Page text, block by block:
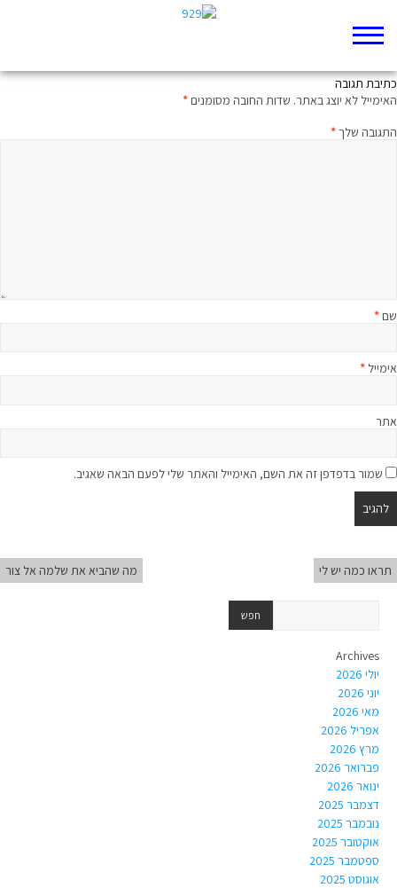
כתיבת תגובה
האימייל לא יוצג באתר. שדות החובה מסומנים*
התגובה שלך*
שם*
אימייל *
אתר
שמור בדפדפן זה את השם, האימייל והאתר שלי לפעם הבאה שאגיב.
תראו כמה יש לי מה שהביא את שלמה אל צור
Archives
יולי 2026
יוני 2026
מאי 2026
אפריל 2026
מרץ 2026
פברואר 2026
ינואר 2026
דצמבר 2025
נובמבר 2025
אוקטובר 2025
ספטמבר 2025
אוגוסט 2025